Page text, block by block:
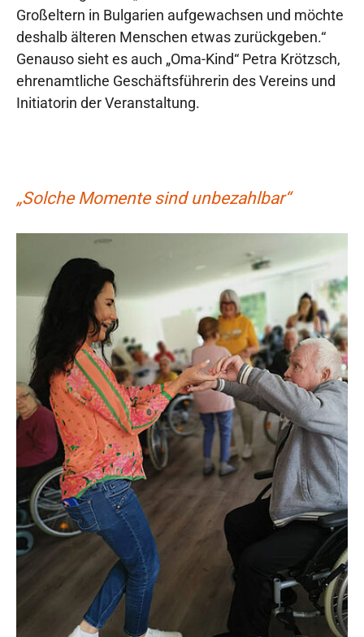
Großeltern in Bulgarien aufgewachsen und möchte
deshalb älteren Menschen etwas zurückgeben.“
Genauso sieht es auch „Oma-Kind“ Petra Krötzsch,
ehrenamtliche Geschäftsführerin des Vereins und
Initiatorin der Veranstaltung.
„Solche Momente sind unbezahlbar“